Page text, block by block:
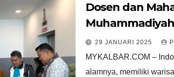
Dosen dan
Perkenalkan
Indonesia ke
29 JANUARI 2025
MYKALBAR.COM –
alamnya, memiliki